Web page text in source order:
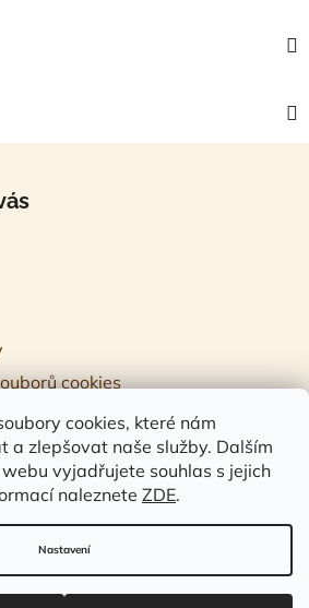
cookies, které nám
a zlepšovat naše služby. Dalším
vyjadřujete souhlas s jejich
naleznete ZDE.
Nastavení
cookies
studio ESHOP ♥
Vytvořil Shoptet